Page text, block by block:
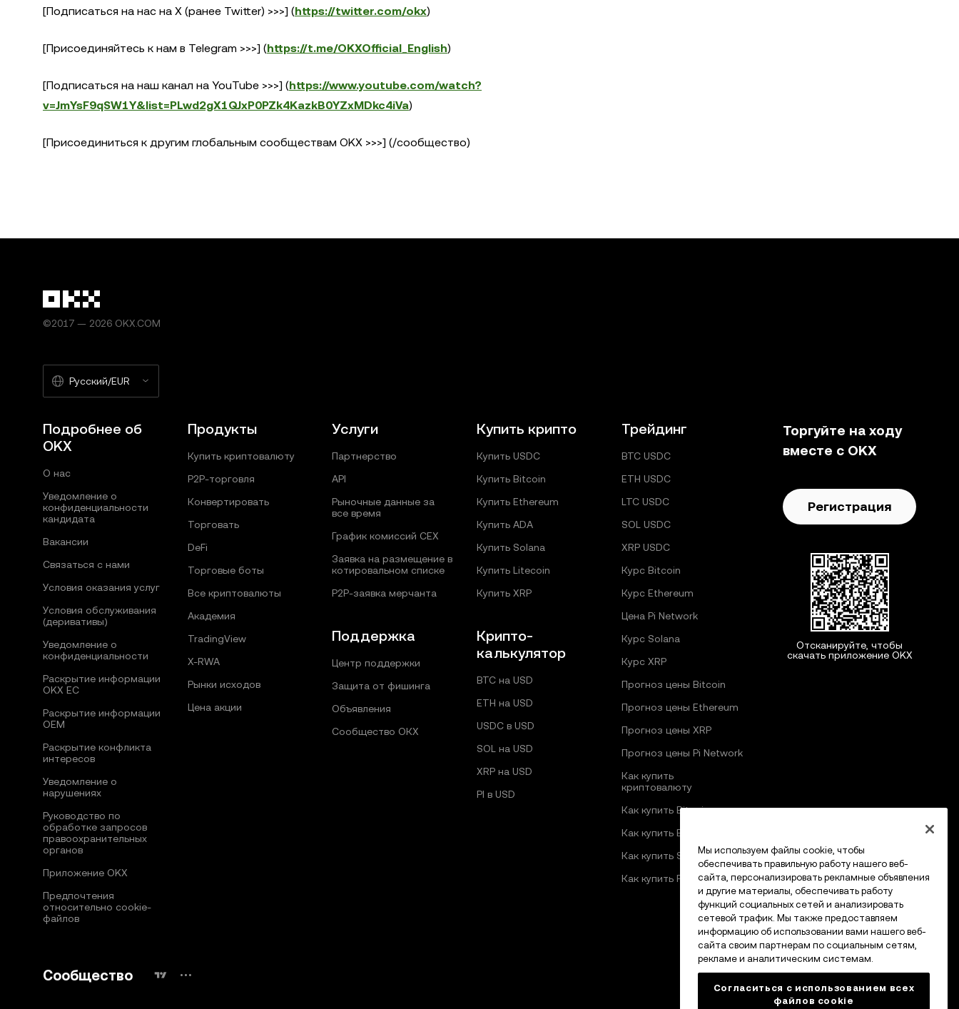
[Подписаться на нас на X (ранее Twitter) >>>] (https://twitter.com/okx)
[Присоединяйтесь к нам в Telegram >>>] (https://t.me/OKXOfficial_English)
[Подписаться на наш канал на YouTube >>>] (https://www.youtube.com/watch?
v=JmYsF9qSW1Y&list=PLwd2gX1QJxP0PZk4KazkB0YZxMDkc4iVa)
[Присоединиться к другим глобальным сообществам OKX >>>] (/сообщество)
©2017 — 2026 OKX.COM
Русский/EUR
Подробнее об
OKX
О нас
Уведомление о
конфиденциальности
кандидата
Вакансии
Связаться с нами
Условия оказания услуг
Условия обслуживания
(деривативы)
Уведомление о
конфиденциальности
Раскрытие информации
OKX ЕС
Раскрытие информации
OEM
Раскрытие конфликта
интересов
Уведомление о
нарушениях
Руководство по
обработке запросов
правоохранительных
органов
Приложение OKX
Предпочтения
относительно сookie-
файлов
Продукты
Купить криптовалюту
P2P-торговля
Конвертировать
Торговать
DeFi
Торговые боты
Все криптовалюты
Академия
TradingView
X-RWA
Рынки исходов
Цена акции
Услуги
Партнерство
API
Рыночные данные за
все время
График комиссий CEX
Заявка на размещение в
котировальном списке
P2P‑заявка мерчанта
Поддержка
Центр поддержки
Защита от фишинга
Объявления
Сообщество ОКХ
Купить крипто
Купить USDC
Купить Bitcoin
Купить Ethereum
Купить ADA
Купить Solana
Купить Litecoin
Купить XRP
Крипто-
калькулятор
BTC на USD
ETH на USD
USDC в USD
SOL на USD
XRP на USD
PI в USD
Трейдинг
BTC USDC
ETH USDC
LTC USDC
SOL USDC
XRP USDC
Курс Bitcoin
Курс Ethereum
Цена Pi Network
Курс Solana
Курс XRP
Прогноз цены Bitcoin
Прогноз цены Ethereum
Прогноз цены XRP
Прогноз цены Pi Network
Как купить
криптовалюту
Как купить Bitcoin
Как купить Ethereum
Как купить Solana
Как купить Pi Network
Торгуйте на ходу
вместе с OKX
Регистрация
Отсканируйте, чтобы
скачать приложение OKX
Сообщество
Мы используем файлы cookie, чтобы
обеспечивать правильную работу нашего веб-
сайта, персонализировать рекламные объявления
и другие материалы, обеспечивать работу
функций социальных сетей и анализировать
сетевой трафик. Мы также предоставляем
информацию об использовании вами нашего веб-
сайта своим партнерам по социальным сетям,
рекламе и аналитическим системам.
Согласиться с использованием всех
файлов cookie